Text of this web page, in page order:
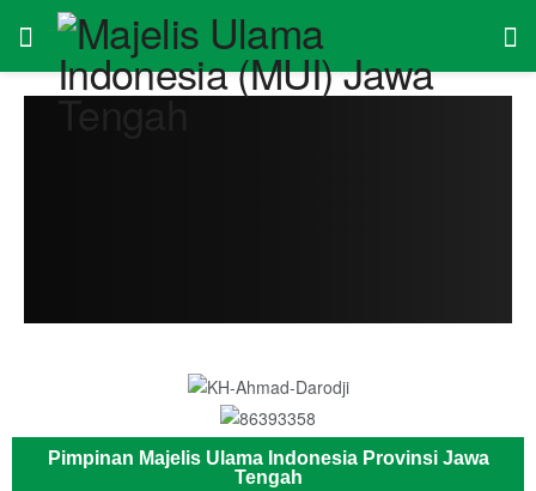
Pimpinan Majelis Ulama Indonesia Provinsi Jawa
Tengah